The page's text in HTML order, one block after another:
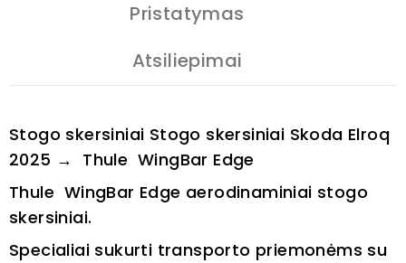
Pristatymas
Atsiliepimai
Stogo skersiniai Stogo skersiniai Skoda Elroq
2025 → Thule WingBar Edge
Thule WingBar Edge aerodinaminiai stogo
skersiniai.
Specialiai sukurti transporto priemonėms su